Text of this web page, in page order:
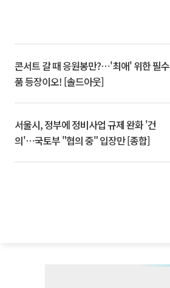
콘서트 갈 때 응원봉만?⋯'최애' 위한 필수
품 등장이오! [솔드아웃]
서울시, 정부에 정비사업 규제 완화 '건
의'⋯국토부 "협의 중" 입장만 [종합]